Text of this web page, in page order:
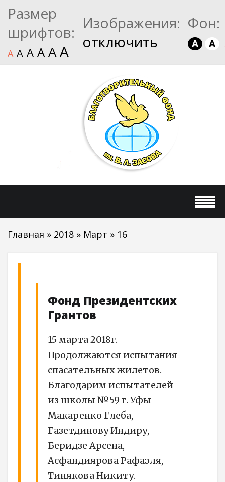
Размер
шрифтов:
A A A A AA
Изображения:
отключить
Фон:
A A
Главная » 2018 » Март » 16
Фонд Президентских
Грантов
15 марта 2018г.
Продолжаются испытания
спасательных жилетов.
Благодарим испытателей
из школы №59 г. Уфы
Макаренко Глеба,
Газетдинову Индиру,
Беридзе Арсена,
Асфандиярова Рафаэля,
Тинякова Никиту.